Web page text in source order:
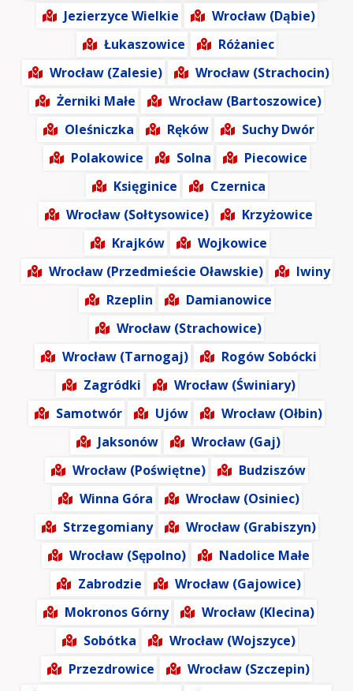
Jezierzyce Wielkie
Wrocław (Dąbie)
Łukaszowice
Różaniec
Wrocław (Zalesie)
Wrocław (Strachocin)
Żerniki Małe
Wrocław (Bartoszowice)
Oleśniczka
Ręków
Suchy Dwór
Polakowice
Solna
Piecowice
Księginice
Czernica
Wrocław (Sołtysowice)
Krzyżowice
Krajków
Wojkowice
Wrocław (Przedmieście Oławskie)
Iwiny
Rzeplin
Damianowice
Wrocław (Strachowice)
Wrocław (Tarnogaj)
Rogów Sobócki
Zagródki
Wrocław (Świniary)
Samotwór
Ujów
Wrocław (Ołbin)
Jaksonów
Wrocław (Gaj)
Wrocław (Poświętne)
Budziszów
Winna Góra
Wrocław (Osiniec)
Strzegomiany
Wrocław (Grabiszyn)
Wrocław (Sępolno)
Nadolice Małe
Zabrodzie
Wrocław (Gajowice)
Mokronos Górny
Wrocław (Klecina)
Sobótka
Wrocław (Wojszyce)
Przezdrowice
Wrocław (Szczepin)